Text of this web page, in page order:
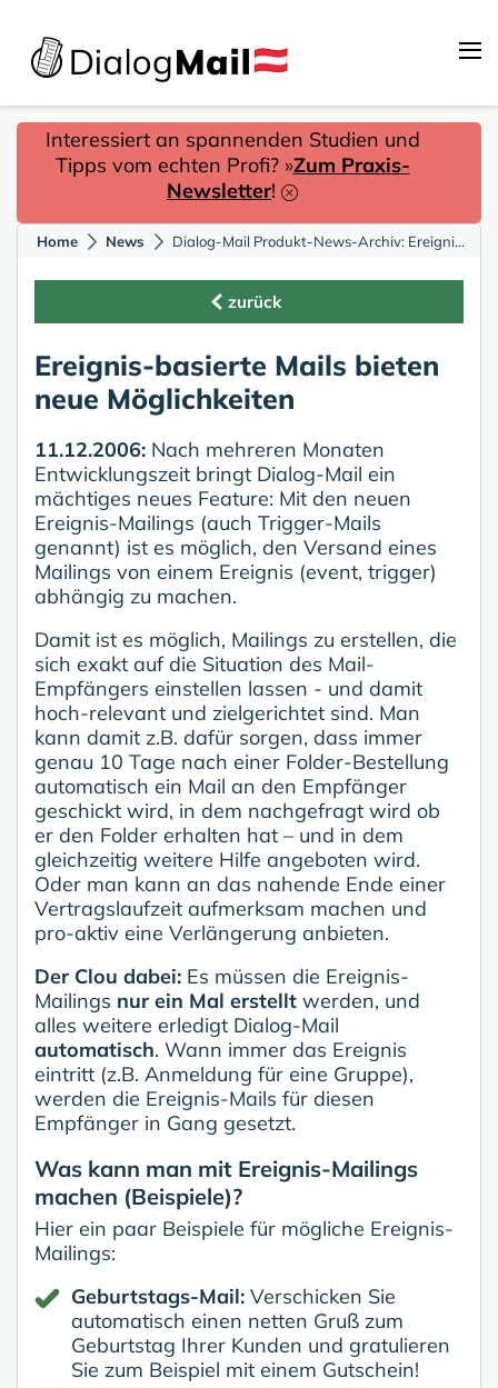
Interessiert an spannenden Studien und
Tipps vom echten Profi? »Zum Praxis-
Newsletter!
Home News Dialog-Mail Produkt-News-Archiv: Ereignis-basierte Mails bieten tolle Möglichkeiten
zurück
Ereignis-basierte Mails bieten
neue Möglichkeiten
11.12.2006: Nach mehreren Monaten
Entwicklungszeit bringt Dialog-Mail ein
mächtiges neues Feature: Mit den neuen
Ereignis-Mailings (auch Trigger-Mails
genannt) ist es möglich, den Versand eines
Mailings von einem Ereignis (event, trigger)
abhängig zu machen.
Damit ist es möglich, Mailings zu erstellen, die
sich exakt auf die Situation des Mail-
Empfängers einstellen lassen - und damit
hoch-relevant und zielgerichtet sind. Man
kann damit z.B. dafür sorgen, dass immer
genau 10 Tage nach einer Folder-Bestellung
automatisch ein Mail an den Empfänger
geschickt wird, in dem nachgefragt wird ob
er den Folder erhalten hat – und in dem
gleichzeitig weitere Hilfe angeboten wird.
Oder man kann an das nahende Ende einer
Vertragslaufzeit aufmerksam machen und
pro-aktiv eine Verlängerung anbieten.
Der Clou dabei: Es müssen die Ereignis-
Mailings nur ein Mal erstellt werden, und
alles weitere erledigt Dialog-Mail
automatisch. Wann immer das Ereignis
eintritt (z.B. Anmeldung für eine Gruppe),
werden die Ereignis-Mails für diesen
Empfänger in Gang gesetzt.
Was kann man mit Ereignis-Mailings
machen (Beispiele)?
Hier ein paar Beispiele für mögliche Ereignis-
Mailings:
Geburtstags-Mail: Verschicken Sie
automatisch einen netten Gruß zum
Geburtstag Ihrer Kunden und gratulieren
Sie zum Beispiel mit einem Gutschein!